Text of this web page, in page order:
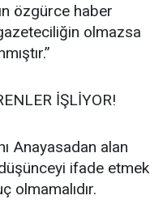
özgürce haber
olmazsa
İŞLİYOR!
Anayasadan alan
ifade etmek
olmamalıdır.